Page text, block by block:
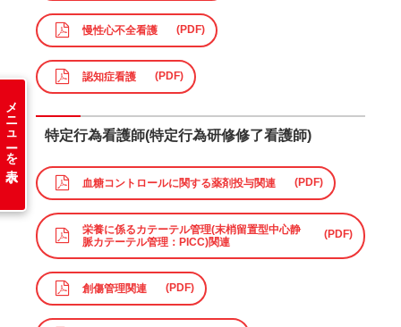
メニューを表示
慢性心不全看護
認知症看護
特定行為看護師(特定行為研修修了看護師)
血糖コントロールに関する薬剤投与関連
栄養に係るカテーテル管理(末梢留置型中心静
脈カテーテル管理：PICC)関連
創傷管理関連